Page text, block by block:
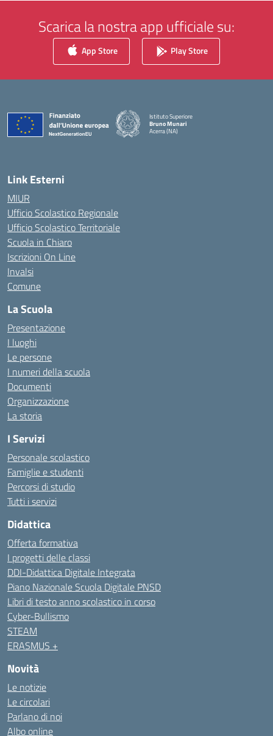
Scarica la nostra app ufficiale su:
App Store Play Store
Istituto Superiore
Bruno Munari
Acerra (NA)
Link Esterni
MIUR
Ufficio Scolastico Regionale
Ufficio Scolastico Territoriale
Scuola in Chiaro
Iscrizioni On Line
Invalsi
Comune
La Scuola
Presentazione
I luoghi
Le persone
I numeri della scuola
Documenti
Organizzazione
La storia
I Servizi
Personale scolastico
Famiglie e studenti
Percorsi di studio
Tutti i servizi
Didattica
Offerta formativa
I progetti delle classi
DDI-Didattica Digitale Integrata
Piano Nazionale Scuola Digitale PNSD
Libri di testo anno scolastico in corso
Cyber-Bullismo
STEAM
ERASMUS +
Novità
Le notizie
Le circolari
Parlano di noi
Albo online